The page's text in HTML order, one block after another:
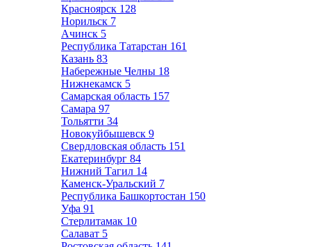
Красноярск 128
Норильск 7
Ачинск 5
Республика Татарстан 161
Казань 83
Набережные Челны 18
Нижнекамск 5
Самарская область 157
Самара 97
Тольятти 34
Новокуйбышевск 9
Свердловская область 151
Екатеринбург 84
Нижний Тагил 14
Каменск-Уральский 7
Республика Башкортостан 150
Уфа 91
Стерлитамак 10
Салават 5